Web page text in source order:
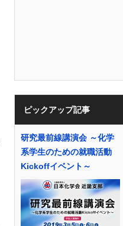
ピックアップ記事
研究最前線講演会 ～化学
系学生のための就職活動
Kickoffイベント～